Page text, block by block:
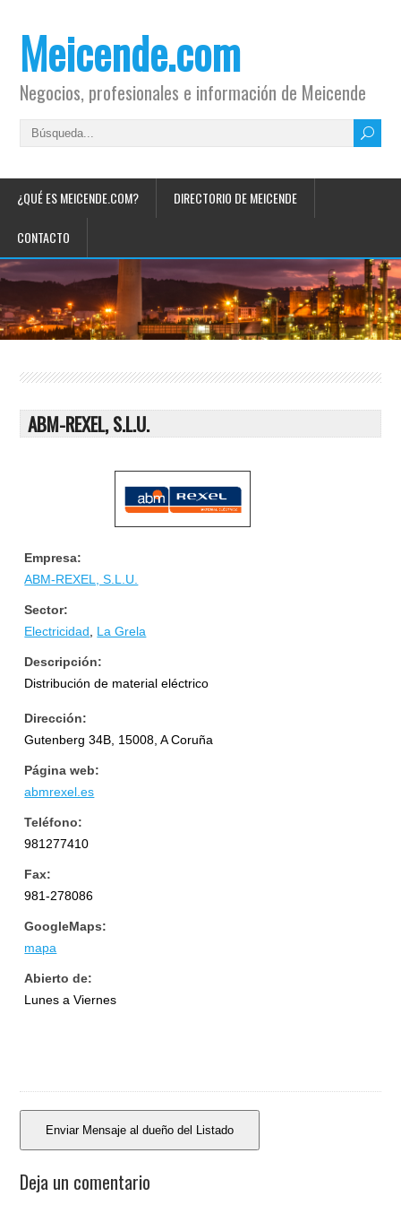
Meicende.com
Negocios, profesionales e información de Meicende
¿QUÉ ES MEICENDE.COM? DIRECTORIO DE MEICENDE
CONTACTO
ABM-REXEL, S.L.U.
Empresa:
ABM-REXEL, S.L.U.
Sector:
Electricidad
La Grela
Descripción:
Distribución de material eléctrico
Dirección:
Gutenberg 34B, 15008, A Coruña
Página web:
abmrexel.es
Teléfono:
981277410
Fax:
981-278086
GoogleMaps:
mapa
Abierto de:
Lunes a Viernes
Deja un comentario